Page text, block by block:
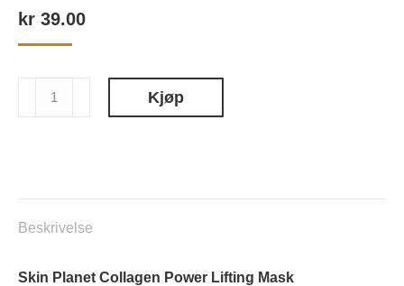
kr 39.00
antall
Kjøp
Beskrivelse
Skin Planet Collagen Power Lifting Mask